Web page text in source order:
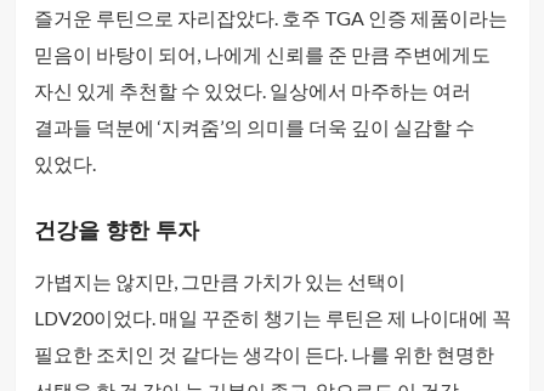
즐거운 루틴으로 자리잡았다. 호주 TGA 인증 제품이라는
믿음이 바탕이 되어, 나에게 신뢰를 준 만큼 주변에게도
자신 있게 추천할 수 있었다. 일상에서 마주하는 여러
결과들 덕분에 ‘지켜줌’의 의미를 더욱 깊이 실감할 수
있었다.
건강을 향한 투자
가볍지는 않지만, 그만큼 가치가 있는 선택이
LDV20이었다. 매일 꾸준히 챙기는 루틴은 제 나이대에 꼭
필요한 조치인 것 같다는 생각이 든다. 나를 위한 현명한